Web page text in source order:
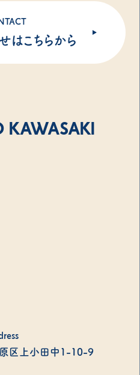
はこちらから
KAWASAKI
区上小田中1-10-9